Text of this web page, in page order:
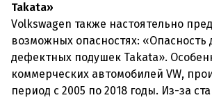
Takata»
Volkswagen также настоятельно
возможных опасностях: «Опасность
дефектных подушек Takata».
коммерческих автомобилей VW,
период с 2005 по 2018 годы. Из-за